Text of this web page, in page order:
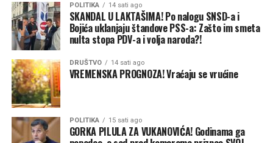
POLITIKA 14 sati ago
SKANDAL U LAKTAŠIMA! Po nalogu SNSD-a i
Bojića uklanjaju štandove PSS-a: Zašto im smeta
nulta stopa PDV-a i volja naroda?!
DRUŠTVO 14 sati ago
VREMENSKA PROGNOZA! Vraćaju se vrućine
POLITIKA 15 sati ago
GORKA PILULA ZA VUKANOVIĆA! Godinama ga